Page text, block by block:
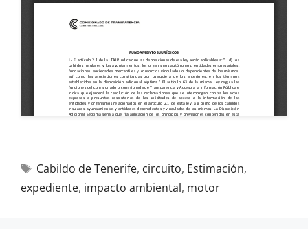
Cabildo de Tenerife, circuito, Estimación,
expediente, impacto ambiental, motor